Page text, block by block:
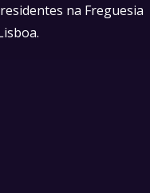
na Freguesia